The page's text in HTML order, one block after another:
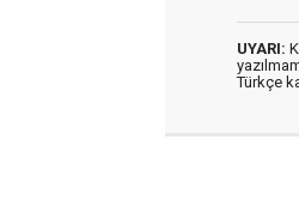
UYARI:
Türkçe